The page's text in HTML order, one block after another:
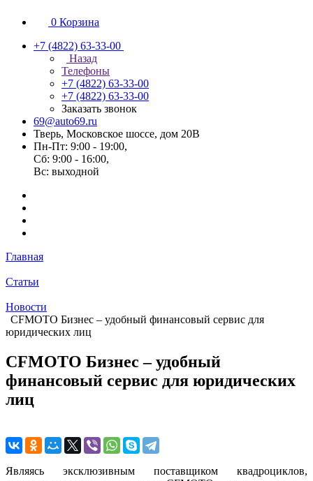
0 Корзина
+7 (4822) 63-33-00
Назад
Телефоны
+7 (4822) 63-33-00
+7 (4822) 63-33-00
Заказать звонок
69@auto69.ru
Тверь, Московское шоссе, дом 20В
Пн-Пт: 9:00 - 19:00,
Сб: 9:00 - 16:00,
Вс: выходной
Главная
Статьи
Новости
CFMOTO Бизнес – удобный финансовый сервис для
юридических лиц
CFMOTO Бизнес – удобный
финансовый сервис для юридических
лиц
Являясь эксклюзивным поставщиком квадроциклов,